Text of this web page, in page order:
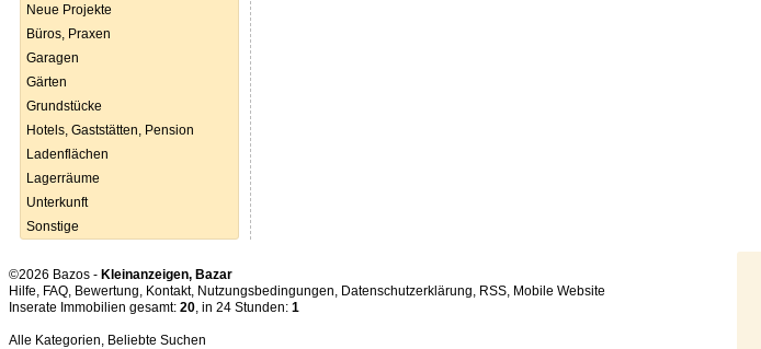
Neue Projekte
Büros, Praxen
Garagen
Gärten
Grundstücke
Hotels, Gaststätten, Pension
Ladenflächen
Lagerräume
Unterkunft
Sonstige
©2026 Bazos - Kleinanzeigen, Bazar
Hilfe, FAQ, Bewertung, Kontakt, Nutzungsbedingungen, Datenschutzerklärung, RSS,
Inserate Immobilien gesamt: 20, in 24 Stunden: 1
Alle Kategorien, Beliebte Suchen